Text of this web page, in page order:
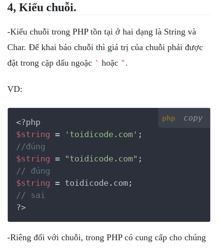
4, Kiểu chuỗi.
-Kiểu chuỗi trong PHP tồn tại ở hai dạng là String và
Char. Để khai báo chuỗi thì giá trị của chuỗi phải được
đặt trong cặp dấu ngoặc ' hoặc " .
VD:
php copy
<?php
$string = 'toidicode.com'
//đúng
$string = "toidicode.com"
// đúng
$string
// sai
?>
-Riêng đối với chuỗi, trong PHP có cung cấp cho chúng